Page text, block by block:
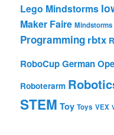
Lego Mindstorms
Maker Faire Mindstorms
Programming rbtx
RoboCup German
Roboterarm
STEM Toy Toys VEX